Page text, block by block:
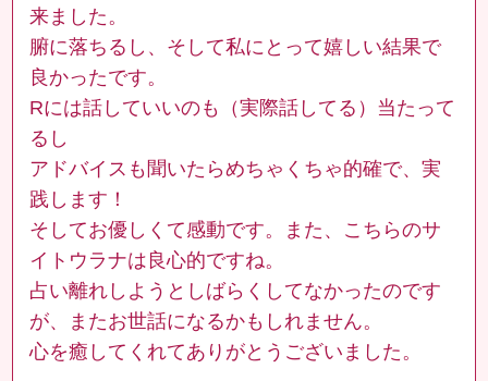
来ました。
腑に落ちるし、そして私にとって嬉しい結果で
良かったです。
Rには話していいのも（実際話してる）当たって
るし
アドバイスも聞いたらめちゃくちゃ的確で、実
践します！
そしてお優しくて感動です。また、こちらのサ
イトウラナは良心的ですね。
占い離れしようとしばらくしてなかったのです
が、またお世話になるかもしれません。
心を癒してくれてありがとうございました。